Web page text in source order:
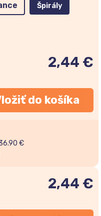
Špirály
2,44 €
do košíka
€
2,44 €